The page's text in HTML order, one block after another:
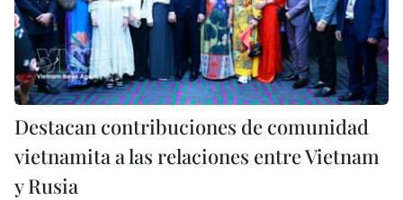
Destacan contribuciones de comunidad
vietnamita a las relaciones entre Vietnam
y Rusia